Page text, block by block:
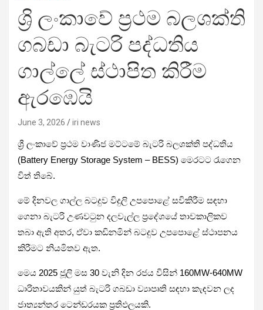
ශ්‍රි ලංකාවේ ප්‍රථම බලශක්ති
ගබඩා බැටරි පද්ධතිය
ගාල්ලේ ස්ථාපිත කිරීම
ඇරඹෙයි
June 3, 2026 iri news
ශ්‍රී ලංකාවේ ප්‍රථම වාණිජ මට්ටමේ බැටරි බලශක්ති පද්ධතිය
(Battery Energy Storage System – BESS) මෙරටට රැගෙන
විත් තිබේ.
මේ දිනවල ගාල්ල බටදුව විදුලි උපපොළේ සවිකිරීම සඳහා
ගෙනා බැටරි උණවටුන දලවැල්ල ප්‍රදේශයේ තාවකාලිකව
තබා ඇති අතර, ඒවා කඩිනමින් බටදුව උපපොළේ ස්ථාපනය
කිරීමට නියමිතව ඇත.
මෙය 2025 ජූලි මස 30 වැනි දින රජය විසින් 160MW-640MW
ධාරිතාවයකින් යුත් බැටරි ගබඩා ව්‍යාපෘති සඳහා කැඳවන ලද
ජාත්‍යන්තර ටෙන්ඩරයක ප්‍රතිඵලයකි.